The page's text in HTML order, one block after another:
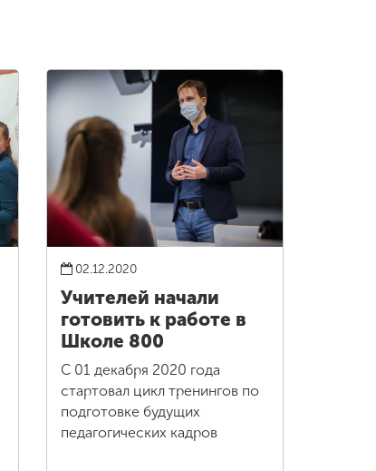
02.12.2020
Учителей начали
готовить к работе в
Школе 800
С 01 декабря 2020 года
стартовал цикл тренингов по
подготовке будущих
педагогических кадров